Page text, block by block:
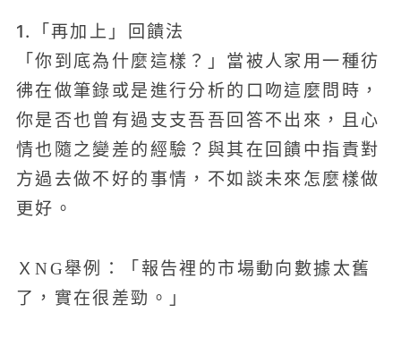
1.「再加上」回饋法
「你到底為什麼這樣？」當被人家用一種彷
彿在做筆錄或是進行分析的口吻這麼問時，
你是否也曾有過支支吾吾回答不出來，且心
情也隨之變差的經驗？與其在回饋中指責對
方過去做不好的事情，不如談未來怎麼樣做
更好。
ＸNG舉例：「報告裡的市場動向數據太舊
了，實在很差勁。」